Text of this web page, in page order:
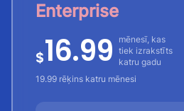
Enterprise
$16.99
mēnesī, kas
tiek izrakstīts
katru gadu
19.99 rēķins katru mēnesi